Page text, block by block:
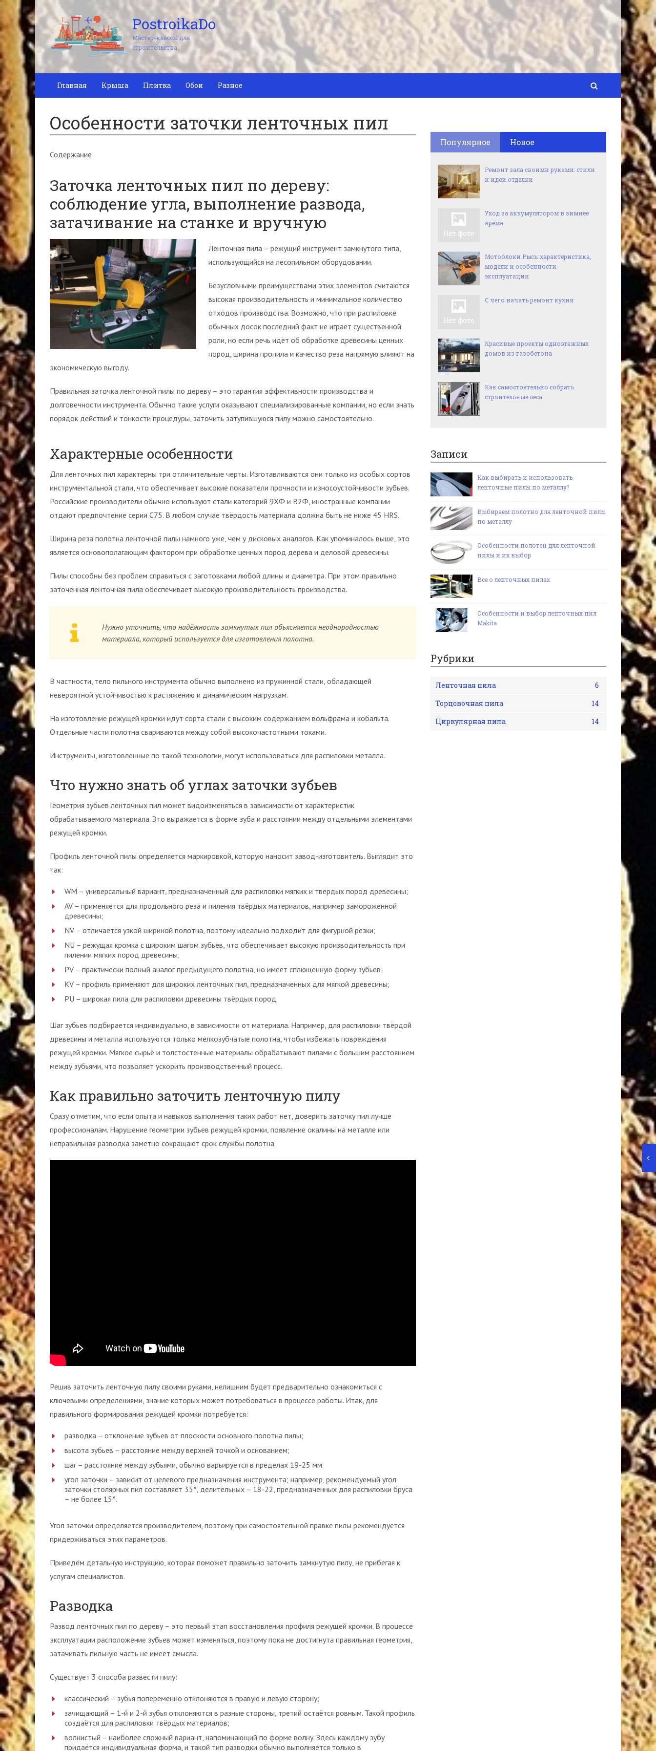
PostroikaDo
Мастер-классы для
строительства
Главная Крыша Плитка Обои Разное
Особенности заточки ленточных пил
Содержание
Заточка ленточных пил по дереву:
соблюдение угла, выполнение развода,
затачивание на станке и вручную
Ленточная пила – режущий инструмент замкнутого типа,
использующийся на лесопильном оборудовании.
Безусловными преимуществами этих элементов считаются
высокая производительность и минимальное количество
отходов производства. Возможно, что при распиловке
обычных досок последний факт не играет существенной
роли, но если речь идёт об обработке древесины ценных
пород, ширина пропила и качество реза напрямую влияют на
экономическую выгоду.
Правильная заточка ленточной пилы по дереву – это гарантия эффективности производства и
долговечности инструмента. Обычно такие услуги оказывают специализированные компании, но если знать
порядок действий и тонкости процедуры, заточить затупившуюся пилу можно самостоятельно.
Характерные особенности
Для ленточных пил характерны три отличительные черты. Изготавливаются они только из особых сортов
инструментальной стали, что обеспечивает высокие показатели прочности и износоустойчивости зубьев.
Российские производители обычно используют стали категорий 9ХФ и В2Ф, иностранные компании
отдают предпочтение серии С75. В любом случае твёрдость материала должна быть не ниже 45 HRS.
Ширина реза полотна ленточной пилы намного уже, чем у дисковых аналогов. Как упоминалось выше, это
является основополагающим фактором при обработке ценных пород дерева и деловой древесины.
Пилы способны без проблем справиться с заготовками любой длины и диаметра. При этом правильно
заточенная ленточная пила обеспечивает высокую производительность производства.
Нужно уточнить, что надёжность замкнутых пил объясняется неоднородностью
материала, который используется для изготовления полотна.
В частности, тело пильного инструмента обычно выполнено из пружинной стали, обладающей
невероятной устойчивостью к растяжению и динамическим нагрузкам.
На изготовление режущей кромки идут сорта стали с высоким содержанием вольфрама и кобальта.
Отдельные части полотна свариваются между собой высокочастотными токами.
Инструменты, изготовленные по такой технологии, могут использоваться для распиловки металла.
Что нужно знать об углах заточки зубьев
Геометрия зубьев ленточных пил может видоизменяться в зависимости от характеристик
обрабатываемого материала. Это выражается в форме зуба и расстоянии между отдельными элементами
режущей кромки.
Профиль ленточной пилы определяется маркировкой, которую наносит завод-изготовитель. Выглядит это
так:
WM – универсальный вариант, предназначенный для распиловки мягких и твёрдых пород древесины;
AV – применяется для продольного реза и пиления твёрдых материалов, например замороженной
древесины;
NV – отличается узкой шириной полотна, поэтому идеально подходит для фигурной резки;
NU – режущая кромка с широким шагом зубьев, что обеспечивает высокую производительность при
пилении мягких пород древесины;
PV – практически полный аналог предыдущего полотна, но имеет сплющенную форму зубьев;
KV – профиль применяют для широких ленточных пил, предназначенных для мягкой древесины;
PU – широкая пила для распиловки древесины твёрдых пород.
Шаг зубьев подбирается индивидуально, в зависимости от материала. Например, для распиловки твёрдой
древесины и металла используются только мелкозубчатые полотна, чтобы избежать повреждения
режущей кромки. Мягкое сырьё и толстостенные материалы обрабатывают пилами с большим расстоянием
между зубьями, что позволяет ускорить производственный процесс.
Как правильно заточить ленточную пилу
Сразу отметим, что если опыта и навыков выполнения таких работ нет, доверить заточку пил лучше
профессионалам. Нарушение геометрии зубьев режущей кромки, появление окалины на металле или
неправильная разводка заметно сокращают срок службы полотна.
Решив заточить ленточную пилу своими руками, нелишним будет предварительно ознакомиться с
ключевыми определениями, знание которых может потребоваться в процессе работы. Итак, для
правильного формирования режущей кромки потребуется:
разводка – отклонение зубьев от плоскости основного полотна пилы;
высота зубьев – расстояние между верхней точкой и основанием;
шаг – расстояние между зубьями, обычно варьируется в пределах 19-25 мм.
угол заточки – зависит от целевого предназначения инструмента; например, рекомендуемый угол
заточки столярных пил составляет 35°, делительных – 18-22, предназначенных для распиловки бруса
– не более 15°.
Угол заточки определяется производителем, поэтому при самостоятельной правке пилы рекомендуется
придерживаться этих параметров.
Приведём детальную инструкцию, которая поможет правильно заточить замкнутую пилу, не прибегая к
услугам специалистов.
Разводка
Развод ленточных пил по дереву – это первый этап восстановления профиля режущей кромки. В процессе
эксплуатации расположение зубьев может изменяться, поэтому пока не достигнута правильная геометрия,
затачивать пильную часть не имеет смысла.
Существует 3 способа развести пилу:
классический – зубья попеременно отклоняются в правую и левую сторону;
зачищающий – 1-й и 2-й зубья отклоняются в разные стороны, третий остаётся ровным. Такой профиль
создаётся для распиловки твёрдых материалов;
волнистый – наиболее сложный вариант, напоминающий по форме волну. Здесь каждому зубу
придаётся индивидуальная форма, и такой тип разводки обычно выполняется только в
Популярное Новое
Ремонт зала своими руками: стили
и идеи отделки
Уход за аккумулятором в зимнее
время
Мотоблоки Рысь: характеристика,
модели и особенности
эксплуатации
С чего начать ремонт кухни
Красивые проекты одноэтажных
домов из газобетона
Как самостоятельно собрать
строительные леса
Записи
Как выбирать и использовать
ленточные пилы по металлу?
Выбираем полотно для ленточной пилы
по металлу
Особенности полотен для ленточной
пилы и их выбор
Все о ленточных пилах
Особенности и выбор ленточных пил
Makita
Рубрики
Ленточная пила
6
Торцовочная пила
14
Циркулярная пила
14